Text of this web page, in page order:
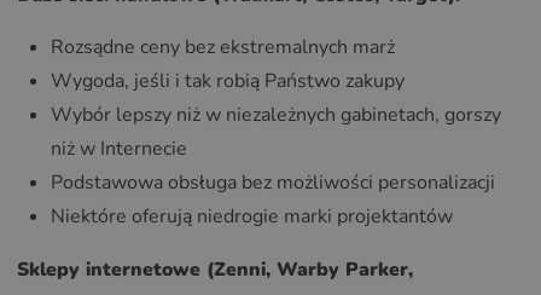
Rozsądne ceny bez ekstremalnych marż
Wygoda, jeśli i tak robią Państwo zakupy
Wybór lepszy niż w niezależnych gabinetach, gorszy
niż w Internecie
Podstawowa obsługa bez możliwości personalizacji
Niektóre oferują niedrogie marki projektantów
Sklepy internetowe (Zenni, Warby Parker,